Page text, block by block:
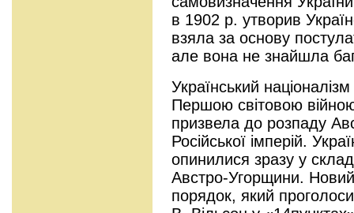
в 1902 р. утворив
взяла за основу
але вона не знайшла
Український
Першою світовою
призвела до розпаду
Російської імперій.
опинилися зразу у
Австро-Угорщини. Новий
порядок, який